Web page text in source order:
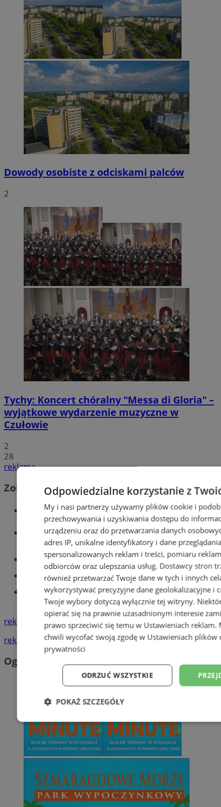
Dowody osobiste z odciskami palców
2
Tychy: Koncert chóralny "Messa di Gloria" –
wyjątkowe wydarzenie muzyczne w
Czułowie
2
28
reklama
Zobacz również
Wiadomości kryminalne w Tychach
Wiadomości lokalne
Części samochodowe do -70%!
Tworzenie stron www - Tychy
Znajdź pracę - codziennie nowe
ogłoszenia
reklama
reklama
Ogłoszenia
Odpowiedzialne korzystanie z
My i nasi partnerzy używamy plików cookie i
przechowywania i uzyskiwania dostępu do
urządzeniu oraz do przetwarzania danych
adres IP, unikalne identyfikatory i dane
spersonalizowanych reklam i treści, pomiaru
odbiorców oraz ulepszania usług. Dostawcy stron
również przetwarzać Twoje dane w tych i innych
wykorzystywać precyzyjne dane geolokalizacyjne i
Twoje wybory dotyczą wyłącznie tej witryny.
opierać się na prawnie uzasadnionym interesie
prawo sprzeciwić się temu w Ustawieniach reklam.
chwili wycofać swoją zgodę w Ustawieniach plików
prywatności
ODRZUĆ WSZYSTKIE
POKAŻ SZCZEGÓŁY
Niezbędne Wydajność
Niesklasyfikowane